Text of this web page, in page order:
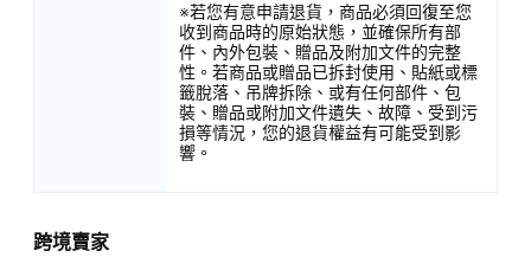
※若您有意申請退貨，商品必須回復至您
收到商品時的原始狀態，並確保所有部
件、內外包裝、贈品及附加文件的完整
性。若商品或贈品已拆封使用、貼紙或標
籤脫落、吊牌拆除、或有任何部件、包
裝、贈品或附加文件遺失、故障、受到污
損等情況，您的退貨權益有可能受到影
響。
跨境賣家